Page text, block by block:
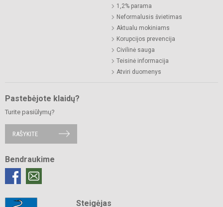
1,2% parama
Neformalusis švietimas
Aktualu mokiniams
Korupcijos prevencija
Civilinė sauga
Teisinė informacija
Atviri duomenys
Pastebėjote klaidų?
Turite pasiūlymų?
RAŠYKITE
Bendraukime
Steigėjas